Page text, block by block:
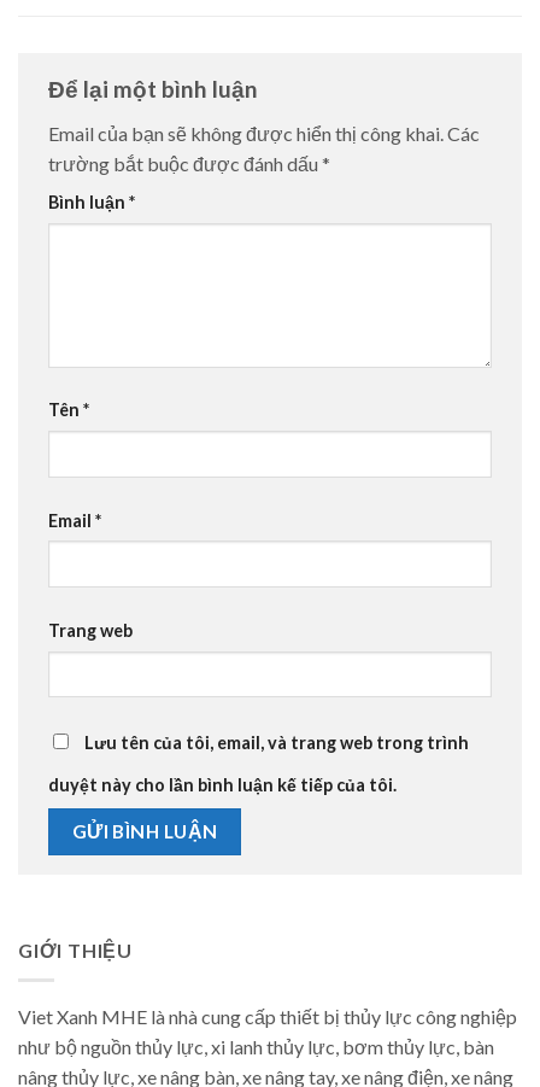
Để lại một bình luận
Email của bạn sẽ không được hiển thị công khai.Các
trường bắt buộc được đánh dấu *
Bình luận *
Tên *
Email *
Trang web
Lưu tên của tôi, email, và trang web trong trình
duyệt này cho lần bình luận kế tiếp của tôi.
GIỚI THIỆU
Viet Xanh MHE là nhà cung cấp thiết bị thủy lực công nghiệp
như bộ nguồn thủy lực, xi lanh thủy lực, bơm thủy lực, bàn
nâng thủy lực, xe nâng bàn, xe nâng tay, xe nâng điện, xe nâng